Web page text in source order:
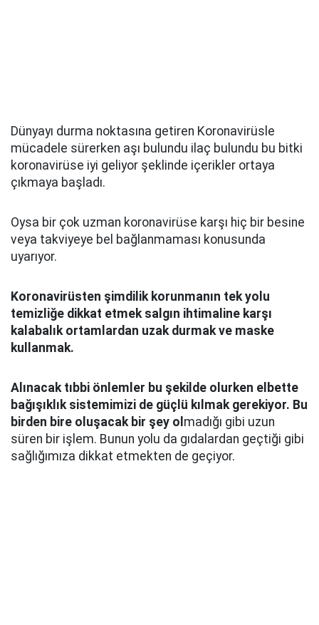
Dünyayı durma noktasına getiren Koronavirüsle
mücadele sürerken aşı bulundu ilaç bulundu bu bitki
koronavirüse iyi geliyor şeklinde içerikler ortaya
çıkmaya başladı.
Oysa bir çok uzman koronavirüse karşı hiç bir besine
veya takviyeye bel bağlanmaması konusunda
uyarıyor.
Koronavirüsten şimdilik korunmanın tek yolu
temizliğe dikkat etmek salgın ihtimaline karşı
kalabalık ortamlardan uzak durmak ve maske
kullanmak.
Alınacak tıbbi önlemler bu şekilde olurken elbette
bağışıklık sistemimizi de güçlü kılmak gerekiyor. Bu
birden bire oluşacak bir şey ol madığı gibi uzun
süren bir işlem. Bunun yolu da gıdalardan geçtiği gibi
sağlığımıza dikkat etmekten de geçiyor.